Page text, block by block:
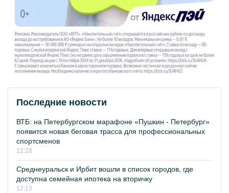
Последние новости
ВТБ: на Петербургском марафоне «Пушкин - Петербург»
появится новая беговая трасса для профессиональных
спортсменов
12:28
Среднеуральск и Ирбит вошли в список городов, где
доступна семейная ипотека на вторичку
12:13